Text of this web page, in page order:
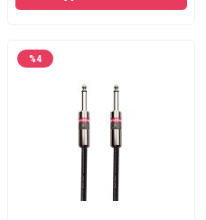
%4